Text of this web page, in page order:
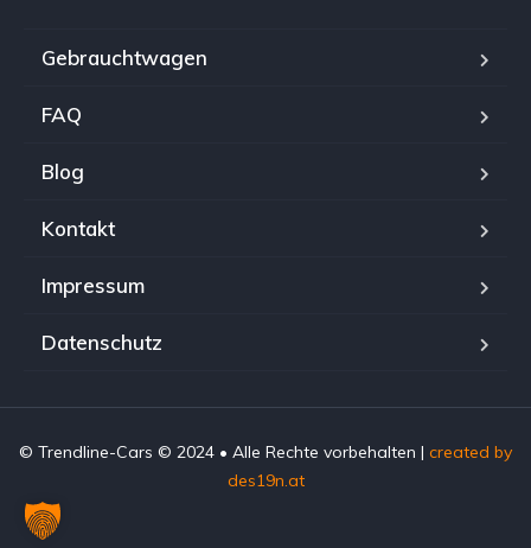
Gebrauchtwagen
FAQ
Blog
Kontakt
Impressum
Datenschutz
© Trendline-Cars © 2024 • Alle Rechte vorbehalten | created by
des19n.at